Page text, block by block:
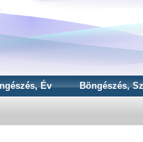
Év Böngészés,